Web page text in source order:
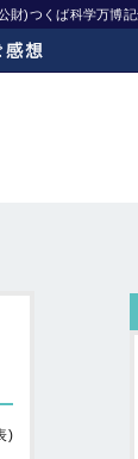
財)つくば科学万博
)